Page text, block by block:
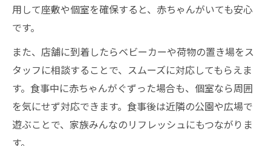
用して座敷や個室を確保すると、赤ちゃんがいても安心
です。
また、店舗に到着したらベビーカーや荷物の置き場をス
タッフに相談することで、スムーズに対応してもらえま
す。食事中に赤ちゃんがぐずった場合も、個室なら周囲
を気にせず対応できます。食事後は近隣の公園や広場で
遊ぶことで、家族みんなのリフレッシュにもつながりま
す。